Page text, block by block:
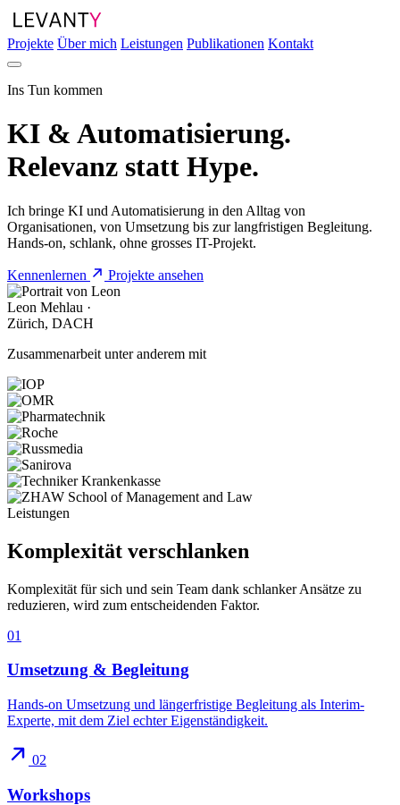
Projekte Über mich Leistungen Publikationen Kontakt
Ins Tun kommen
KI & Automatisierung.
Relevanz statt Hype.
Ich bringe KI und Automatisierung in den Alltag von
Organisationen, von Umsetzung bis zur langfristigen Begleitung.
Hands-on, schlank, ohne grosses IT-Projekt.
Kennenlernen Projekte ansehen
Leon Mehlau ·
Zürich, DACH
Zusammenarbeit unter anderem mit
Leistungen
Komplexität verschlanken
Komplexität für sich und sein Team dank schlanker Ansätze zu
reduzieren, wird zum entscheidenden Faktor.
01
Umsetzung & Begleitung
Hands-on Umsetzung und längerfristige Begleitung als Interim-
Experte, mit dem Ziel echter Eigenständigkeit.
02
Workshops